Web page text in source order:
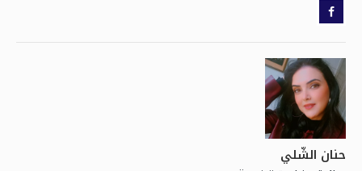
حنان الشّلي